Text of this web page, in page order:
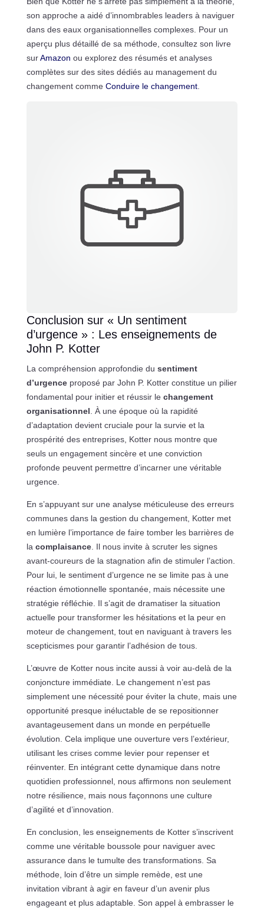
son approche a aidé d’innombrables leaders à naviguer
dans des eaux organisationnelles complexes. Pour un
aperçu plus détaillé de sa méthode, consultez son livre
surAmazon ou explorez des résumés et analyses
complètes sur des sites dédiés au management du
changement comme Conduire le changement.
Conclusion sur « Un sentiment
d’urgence » : Les enseignements de
John P. Kotter
La compréhension approfondie du sentiment
d’urgenceproposé par John P. Kotter constitue un pilier
fondamental pour initier et réussir le changement
organisationnel . À une époque où la rapidité
d’adaptation devient cruciale pour la survie et la
prospérité des entreprises, Kotter nous montre que
seuls un engagement sincère et une conviction
profonde peuvent permettre d’incarner une véritable
urgence.
En s’appuyant sur une analyse méticuleuse des erreurs
communes dans la gestion du changement, Kotter met
en lumière l’importance de faire tomber les barrières de
la complaisance. Il nous invite à scruter les signes
avant-coureurs de la stagnation afin de stimuler l’action.
Pour lui, le sentiment d’urgence ne se limite pas à une
réaction émotionnelle spontanée, mais nécessite une
stratégie réfléchie. Il s’agit de dramatiser la situation
actuelle pour transformer les hésitations et la peur en
moteur de changement, tout en naviguant à travers les
scepticismes pour garantir l’adhésion de tous.
L’œuvre de Kotter nous incite aussi à voir au-delà de la
conjoncture immédiate. Le changement n’est pas
simplement une nécessité pour éviter la chute, mais une
opportunité presque inéluctable de se repositionner
avantageusement dans un monde en perpétuelle
évolution. Cela implique une ouverture vers l’extérieur,
utilisant les crises comme levier pour repenser et
réinventer. En intégrant cette dynamique dans notre
quotidien professionnel, nous affirmons non seulement
notre résilience, mais nous façonnons une culture
d’agilité et d’innovation.
En conclusion, les enseignements de Kotter s’inscrivent
comme une véritable boussole pour naviguer avec
assurance dans le tumulte des transformations. Sa
méthode, loin d’être un simple remède, est une
invitation vibrant à agir en faveur d’un avenir plus
engageant et plus adaptable. Son appel à embrasser le